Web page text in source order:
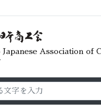
質問懇談会
7月
Association of